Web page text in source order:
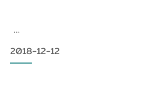
今天要分享的法國的專業修護品牌
霜
2018-12-12